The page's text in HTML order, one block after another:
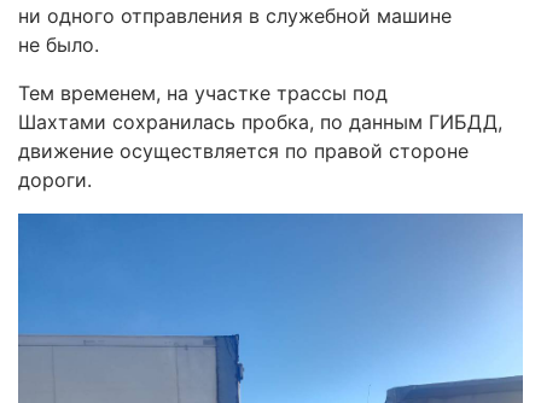
ни одного отправления в служебной машине
не было.
Тем временем, на участке трассы под
Шахтами сохранилась пробка, по данным ГИБДД,
движение осуществляется по правой стороне
дороги.